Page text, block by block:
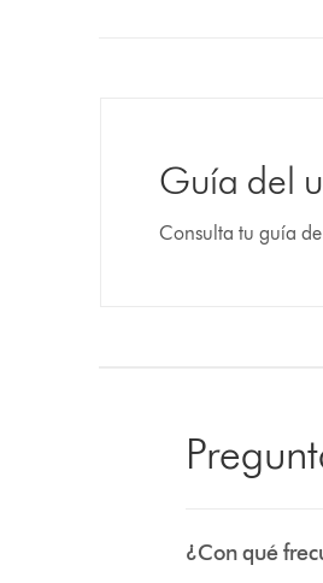
Guía del
Consulta tu guía
¿Con qué